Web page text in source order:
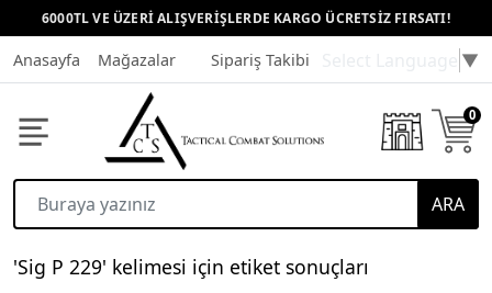
6000TL VE ÜZERİ ALIŞVERİŞLERDE KARGO ÜCRETSİZ FIRSATI!
Anasayfa Mağazalar Sipariş Takibi Müşteri Hizmetleri
▼
ARA
0
'Sig P 229' kelimesi için etiket sonuçları